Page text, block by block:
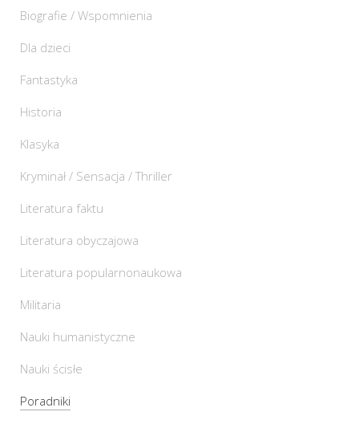
Biografie / Wspomnienia
Dla dzieci
Fantastyka
Historia
Klasyka
Kryminał / Sensacja / Thriller
Literatura faktu
Literatura obyczajowa
Literatura popularnonaukowa
Militaria
Nauki humanistyczne
Nauki ścisłe
Poradniki